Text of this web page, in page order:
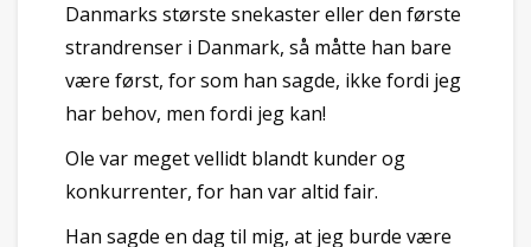
Danmarks største snekaster eller den første
strandrenser i Danmark, så måtte han bare
være først, for som han sagde, ikke fordi jeg
har behov, men fordi jeg kan!
Ole var meget vellidt blandt kunder og
konkurrenter, for han var altid fair.
Han sagde en dag til mig, at jeg burde være